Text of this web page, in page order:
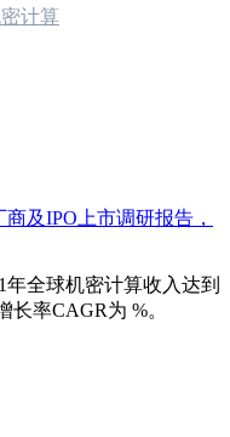
计算
及IPO上市调研报告，
全球机密计算收入达到
长率CAGR为 %。